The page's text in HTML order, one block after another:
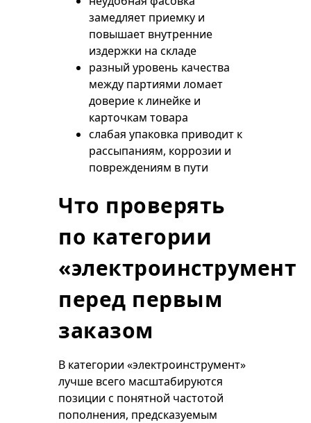
замедляет приемку и
повышает внутренние
издержки на складе
разный уровень качества
между партиями ломает
доверие к линейке и
карточкам товара
слабая упаковка приводит к
рассыпаниям, коррозии и
повреждениям в пути
Что проверять
по категории
«электроинструмент»
перед первым
заказом
В категории «электроинструмент»
лучше всего масштабируются
позиции с понятной частотой
пополнения, предсказуемым